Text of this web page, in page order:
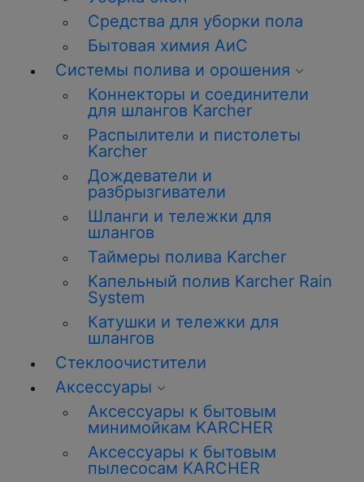
Средства для уборки пола
Бытовая химия АиС
Системы полива и орошения
Коннекторы и соединители
для шлангов Karcher
Распылители и пистолеты
Karcher
Дождеватели и
разбрызгиватели
Шланги и тележки для
шлангов
Таймеры полива Karcher
Капельный полив Karcher Rain
System
Катушки и тележки для
шлангов
Стеклоочистители
Аксессуары
Аксессуары к бытовым
минимойкам KARCHER
Аксессуары к бытовым
пылесосам KARCHER